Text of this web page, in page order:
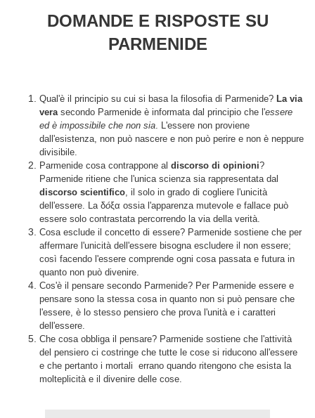
DOMANDE E RISPOSTE SU
PARMENIDE
Qual'è il principio su cui si basa la filosofia di Parmenide? La via
verasecondo Parmenide è informata dal principio che l'essere
ed è impossibile che non sia. L'essere non proviene
dall'esistenza, non può nascere e non può perire e non è neppure
divisibile.
Parmenide cosa contrappone al discorso di opinioni?
Parmenide ritiene che l'unica scienza sia rappresentata dal
discorso scientifico, il solo in grado di cogliere l'unicità
dell'essere. La δóξα ossia l'apparenza mutevole e fallace può
essere solo contrastata percorrendo la via della verità.
Cosa esclude il concetto di essere? Parmenide sostiene che per
affermare l'unicità dell'essere bisogna escludere il non essere;
così facendo l'essere comprende ogni cosa passata e futura in
quanto non può divenire.
Cos'è il pensare secondo Parmenide? Per Parmenide essere e
pensare sono la stessa cosa in quanto non si può pensare che
l'essere, è lo stesso pensiero che prova l'unità e i caratteri
dell'essere.
Che cosa obbliga il pensare? Parmenide sostiene che l'attività
del pensiero ci costringe che tutte le cose si riducono all'essere
e che pertanto i mortali errano quando ritengono che esista la
molteplicità e il divenire delle cose.